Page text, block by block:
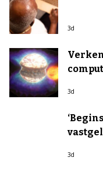
3d
3d
3d